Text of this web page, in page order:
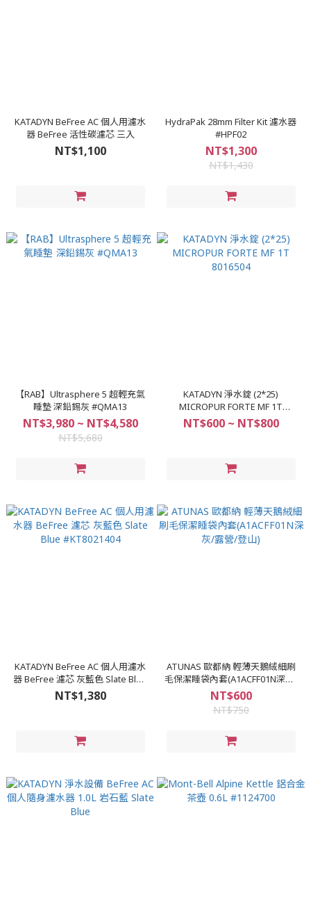
KATADYN BeFree AC 個人用濾水
器 BeFree 活性碳濾芯 三入
NT$1,100
HydraPak 28mm Filter Kit 濾水器
#HPF02
NT$1,300
NT$1,430
【RAB】Ultrasphere 5 超輕充氣
睡墊 深鉛錫灰 #QMA13
NT$3,980 ~ NT$4,580
NT$5,680
KATADYN 淨水錠 (2*25)
MICROPUR FORTE MF 1T
8016504
NT$600 ~ NT$800
KATADYN BeFree AC 個人用濾水
器 BeFree 濾芯 灰藍色 Slate Blue
#KT8021404
NT$1,380
ATUNAS 歐都納 輕薄天鵝絨細刷
毛保潔睡袋內套(A1ACFF01N深灰/
露營/登山)
NT$600
NT$750